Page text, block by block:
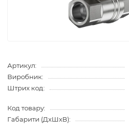
Артикул:
Виробник:
Штрих код:
Код товару:
Габарити (ДхШхВ):